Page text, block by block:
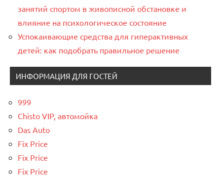
занятий спортом в живописной обстановке и
влияние на психологическое состояние
Успокаивающие средства для гиперактивных
детей: как подобрать правильное решение
ИНФОРМАЦИЯ ДЛЯ ГОСТЕЙ
999
Chisto VIP, автомойка
Das Auto
Fix Price
Fix Price
Fix Price